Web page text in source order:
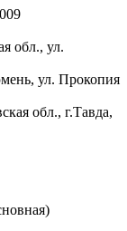
обл., ул.
ул. Прокопия
обл., г.Тавда,